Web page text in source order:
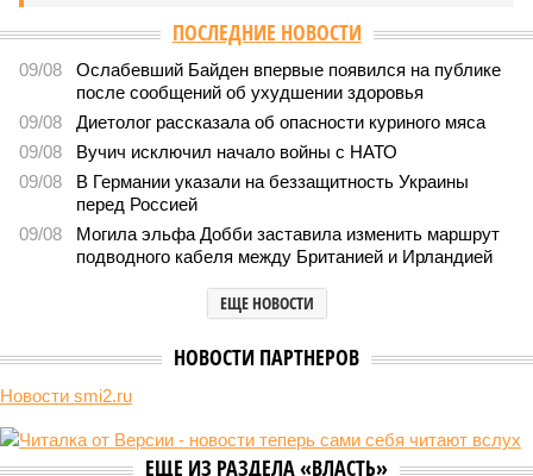
ПОСЛЕДНИЕ НОВОСТИ
09/08
Ослабевший Байден впервые появился на публике
после сообщений об ухудшении здоровья
09/08
Диетолог рассказала об опасности куриного мяса
09/08
Вучич исключил начало войны с НАТО
09/08
В Германии указали на беззащитность Украины
перед Россией
09/08
Могила эльфа Добби заставила изменить маршрут
подводного кабеля между Британией и Ирландией
ЕЩЕ НОВОСТИ
НОВОСТИ ПАРТНЕРОВ
Новости smi2.ru
ЕЩЕ ИЗ РАЗДЕЛА «ВЛАСТЬ»